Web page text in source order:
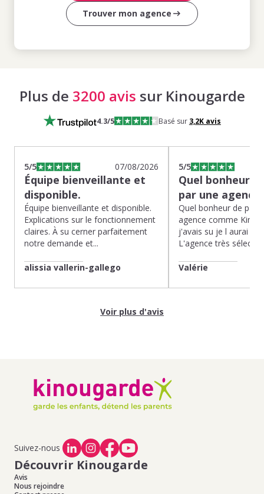
Trouver mon agence
Plus de 3200 avis sur Kinougarde
4.3/5 Basé sur 3,2Kavis
5/5 07/08/2026
Équipe bienveillante et
disponible.
Équipe bienveillante et disponible.
Explications sur le fonctionnement
claires. À su cerner parfaitement
notre demande et...
alissia vallerin-gallego
5/5
Quel bonheur
par une
Quel bonheur de
agence comme
j'avais su je l aurai
L'agence très
Valérie
Voir plus d'avis
Suivez-nous
Découvrir Kinougarde
Avis
Nous rejoindre